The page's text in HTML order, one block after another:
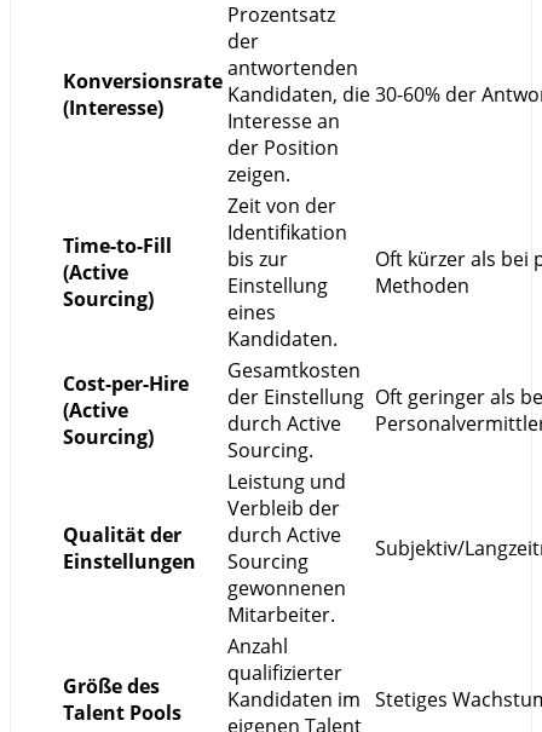
Konversionsrate
(Interesse)
Prozentsatz
der
antwortenden
Kandidaten, die
Interesse an
der Position
zeigen.
30-60% der
Time-to-Fill
(Active
Sourcing)
Zeit von der
Identifikation
bis zur
Einstellung
eines
Kandidaten.
Oft kürzer als bei
Methoden
Cost-per-Hire
(Active
Sourcing)
Gesamtkosten
der Einstellung
durch Active
Sourcing.
Oft geringer als
Qualität der
Einstellungen
Leistung und
Verbleib der
durch Active
Sourcing
gewonnenen
Mitarbeiter.
Subjektiv/
Größe des
Talent Pools
Anzahl
qualifizierter
Kandidaten im
eigenen Talent
Stetiges